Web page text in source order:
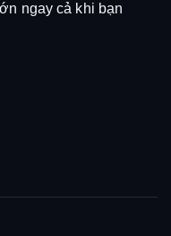
ngay cả khi bạn